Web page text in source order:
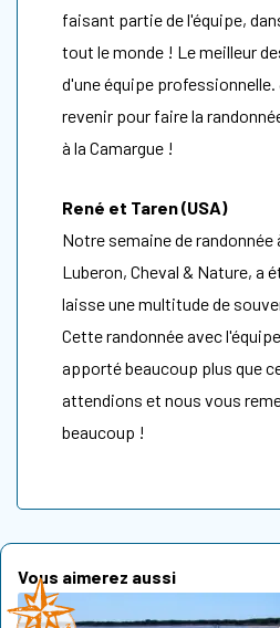
faisant partie de l'équipe,
tout le monde ! Le meilleur
d'une équipe professionnelle.
revenir pour faire la
à la Camargue !
René et Taren (USA)
Notre semaine de randonnée
Luberon, Cheval & Nature, a
laisse une multitude de
Cette randonnée avec
apporté beaucoup plus que
attendions et nous vous
beaucoup !
Vous aimerez aussi